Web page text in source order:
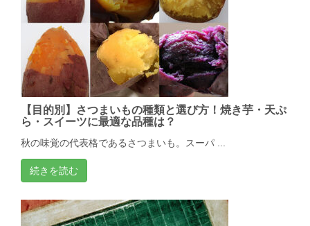
【目的別】さつまいもの種類と選び方！焼き芋・天ぷ
ら・スイーツに最適な品種は？
秋の味覚の代表格であるさつまいも。スーパ ...
続きを読む